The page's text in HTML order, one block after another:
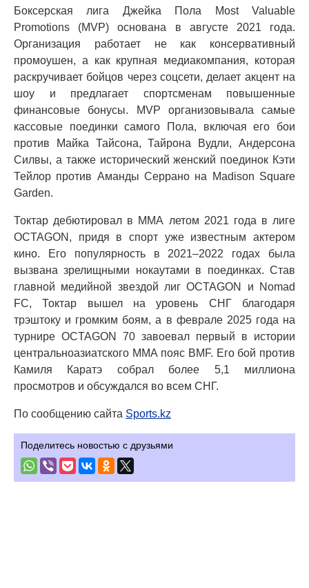
Боксерская лига Джейка Пола Most Valuable
Promotions (MVP) основана в августе 2021 года.
Организация работает не как консервативный
промоушен, а как крупная медиакомпания, которая
раскручивает бойцов через соцсети, делает акцент на
шоу и предлагает спортсменам повышенные
финансовые бонусы. MVP организовывала самые
кассовые поединки самого Пола, включая его бои
против Майка Тайсона, Тайрона Вудли, Андерсона
Силвы, а также исторический женский поединок Кэти
Тейлор против Аманды Серрано на Madison Square
Garden.
Токтар дебютировал в ММА летом 2021 года в лиге
OCTAGON, придя в спорт уже известным актером
кино. Его популярность в 2021–2022 годах была
вызвана зрелищными нокаутами в поединках. Став
главной медийной звездой лиг OCTAGON и Nomad
FC, Токтар вышел на уровень СНГ благодаря
трэштоку и громким боям, а в феврале 2025 года на
турнире OCTAGON 70 завоевал первый в истории
центральноазиатского ММА пояс BMF. Его бой против
Камиля Каратэ собрал более 5,1 миллиона
просмотров и обсуждался во всем СНГ.
По сообщению сайта Sports.kz
Поделитесь новостью с друзьями